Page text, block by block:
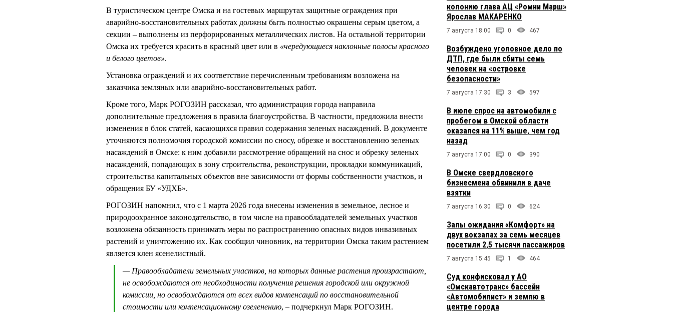
В туристическом центре Омска и на гостевых маршрутах защитные ограждения при
аварийно-восстановительных работах должны быть полностью окрашены серым цветом, а
секции – выполнены из перфорированных металлических листов. На остальной территории
Омска их требуется красить в красный цвет или в «чередующиеся наклонные полосы красного
и белого цветов».
Установка ограждений и их соответствие перечисленным требованиям возложена на
заказчика земляных или аварийно-восстановительных работ.
Кроме того, Марк РОГОЗИН рассказал, что администрация города направила
дополнительные предложения в правила благоустройства. В частности, предложила внести
изменения в блок статей, касающихся правил содержания зеленых насаждений. В документе
уточняются полномочия городской комиссии по сносу, обрезке и восстановлению зеленых
насаждений в Омске: к ним добавили рассмотрение обращений на снос и обрезку зеленых
насаждений, попадающих в зону строительства, реконструкции, прокладки коммуникаций,
строительства капитальных объектов вне зависимости от формы собственности участков, и
обращения БУ «УДХБ».
РОГОЗИН напомнил, что с 1 марта 2026 года внесены изменения в земельное, лесное и
природоохранное законодательство, в том числе на правообладателей земельных участков
возложена обязанность принимать меры по распространению опасных видов инвазивных
растений и уничтожению их. Как сообщил чиновник, на территории Омска таким растением
является клен ясенелистный.
— Правообладатели земельных участков, на которых данные растения произрастают,
не освобождаются от необходимости получения решения городской или окружной
комиссии, но освобождаются от всех видов компенсаций по восстановительной
стоимости или компенсационному озеленению, – подчеркнул Марк РОГОЗИН.
колонию глава АЦ «Ромни Марш»
Ярослав МАКАРЕНКО
7 августа 18:00 0 467
Возбуждено уголовное дело по
ДТП, где были сбиты семь
человек на «островке
безопасности»
7 августа 17:30 3 597
В июле спрос на автомобили с
пробегом в Омской области
оказался на 11% выше, чем год
назад
7 августа 17:00 0 390
В Омске свердловского
бизнесмена обвинили в даче
взятки
7 августа 16:30 0 624
Залы ожидания «Комфорт» на
двух вокзалах за семь месяцев
посетили 2,5 тысячи пассажиров
7 августа 15:45 1 464
Суд конфисковал у АО
«Омскавтотранс» бассейн
«Автомобилист» и землю в
центре города